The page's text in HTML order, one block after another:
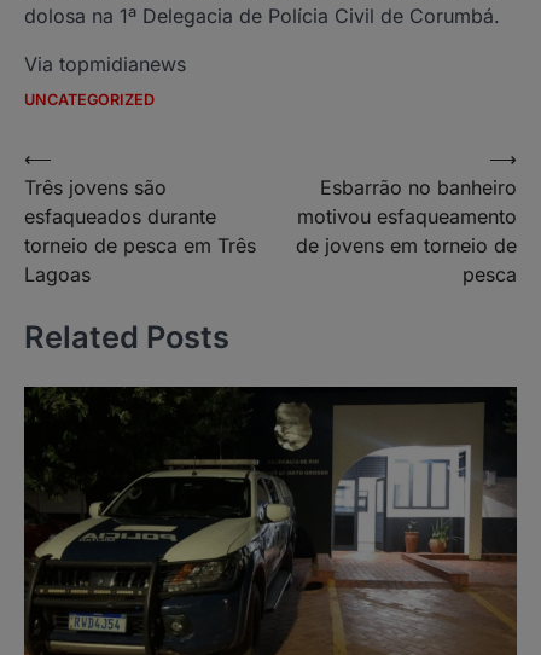
dolosa na 1ª Delegacia de Polícia Civil de Corumbá.
Via topmidianews
UNCATEGORIZED
Navegação
de
Post
⟵
Três jovens são
esfaqueados durante
torneio de pesca em Três
Lagoas
Esbarrão no banheiro
motivou esfaqueamento
de jovens em torneio de
pesca
⟶
Related Posts